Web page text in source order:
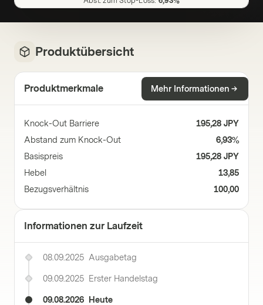
Produktübersicht
Produktmerkmale Mehr Informationen
Knock-Out Barriere
195,28 JPY
Abstand zum Knock-Out
6,93%
Basispreis
195,28 JPY
Hebel
13,85
Bezugsverhältnis
100,00
Informationen zur Laufzeit
08.09.2025 Ausgabetag
09.09.2025 Erster Handelstag
09.08.2026 Heute